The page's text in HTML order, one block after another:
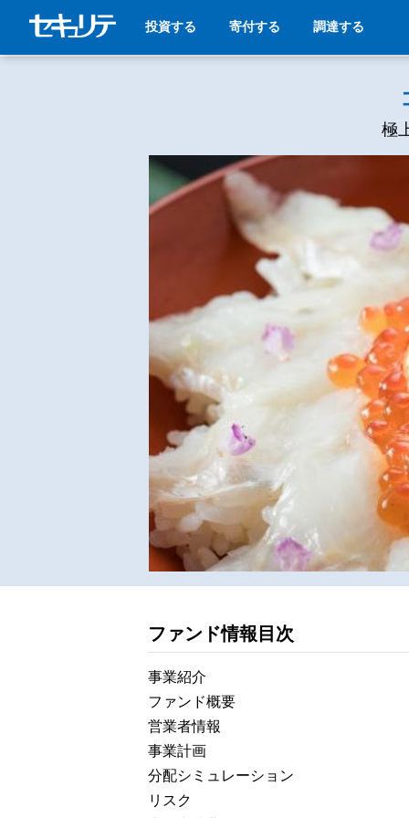
投資する 寄付する 調達する
極
ファンド情報目次
事業紹介
ファンド概要
営業者情報
事業計画
分配シミュレーション
リスク